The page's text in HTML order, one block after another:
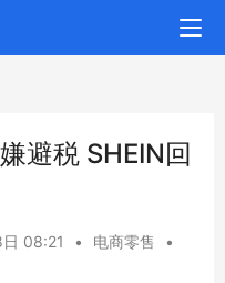
避税 SHEIN回
08:21 • 电商零售
•